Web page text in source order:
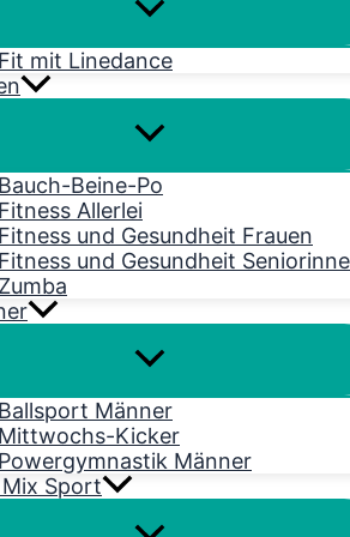
Fit mit Linedance
Bauch-Beine-Po
Fitness Allerlei
Fitness und Gesundheit Frauen
Fitness und Gesundheit
Zumba
Ballsport Männer
Mittwochs-Kicker
Powergymnastik Männer
Sport